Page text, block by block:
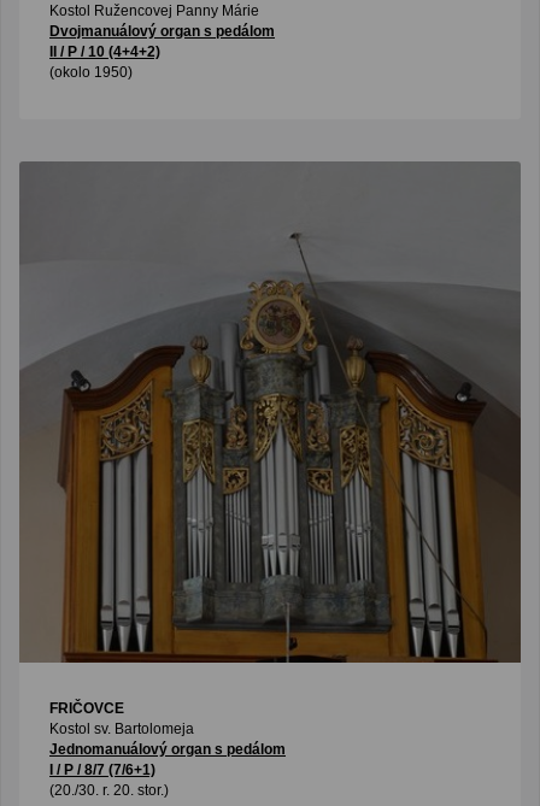
Kostol Ružencovej Panny Márie
Dvojmanuálový organ s pedálom
II / P / 10 (4+4+2)
(okolo 1950)
FRIČOVCE
Kostol sv. Bartolomeja
Jednomanuálový organ s pedálom
I / P / 8/7 (7/6+1)
(20./30. r. 20. stor.)